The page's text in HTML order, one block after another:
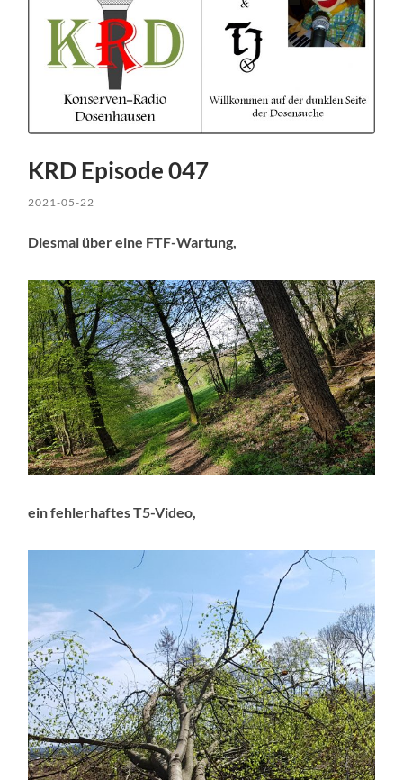
KRD Episode 047
2021-05-22
Diesmal über eine FTF-Wartung,
ein fehlerhaftes T5-Video,